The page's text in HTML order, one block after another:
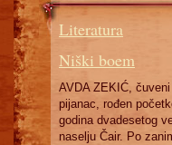
Literatura
Niški boem
AVDA ZEKIĆ,
pijanac, rođen
godina dvadesetog
naselju Čair. Po